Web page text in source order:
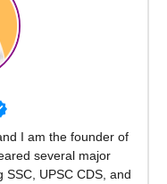
I am the founder of
several major
UPSC CDS, and